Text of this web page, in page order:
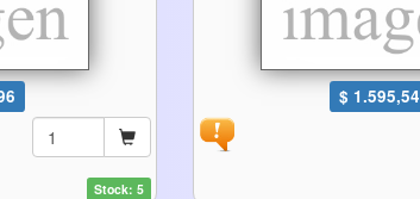
Stock: 5
$ 1.595,54